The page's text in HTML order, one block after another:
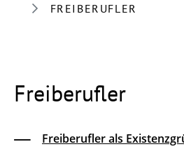
FREIBERUFLER
Freiberufler
Freiberufler als